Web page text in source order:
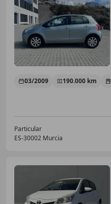
03/2009 190.000 km
Particular
ES-30002 Murcia